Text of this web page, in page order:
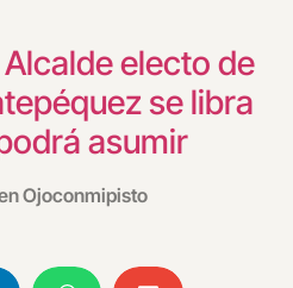
Alcalde electo de
se libra
asumir
Ojoconmipisto